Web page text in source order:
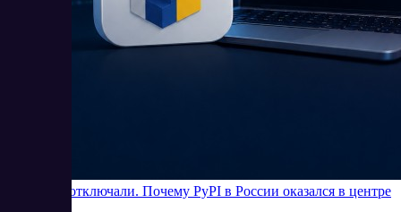
Python не отключали. Почему PyPI в России оказался в центре